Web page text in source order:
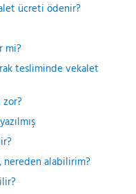
ücreti ödenir?
mi?
tesliminde vekalet
zor?
nereden alabilirim?